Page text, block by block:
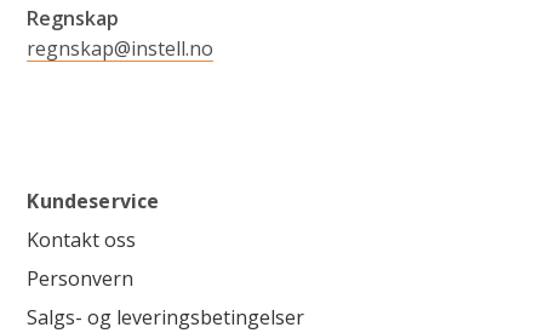
Regnskap
regnskap@instell.no
Kundeservice
Kontakt oss
Personvern
Salgs- og leveringsbetingelser